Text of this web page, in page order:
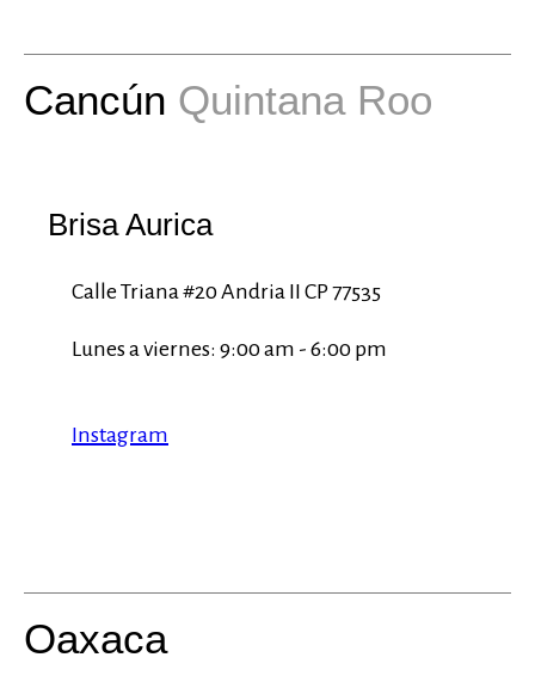
Cancún Quintana Roo
Brisa Aurica
Calle Triana #20 Andria II CP 77535
Lunes a viernes: 9:00 am - 6:00 pm
Instagram
Oaxaca